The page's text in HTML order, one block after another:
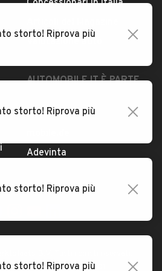
Concessionari in Italia
Valutazione auto
AUTOMOBILE.IT È PARTE
subito.it
Adevinta
SEGUICI
B.V. Tutti i diritti riservati.
- P.IVA 803.603.307.B.01
storto! Riprova più
storto! Riprova più
storto! Riprova più
storto! Riprova più